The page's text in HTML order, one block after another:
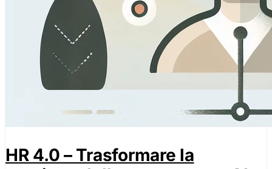
HR 4.0 – Trasformare la
Salva
Accetta tutti
Solo